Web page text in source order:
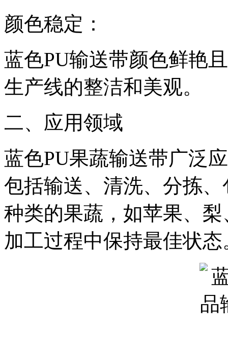
颜色稳定：
蓝色PU输送带颜色鲜艳
生产线的整洁和美观。
二、应用领域
蓝色PU果蔬输送带广泛
包括输送、清洗、分拣
种类的果蔬，如苹果、
加工过程中保持最佳状态